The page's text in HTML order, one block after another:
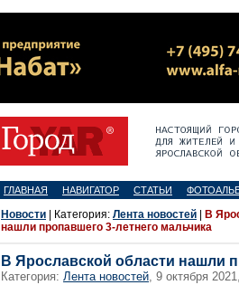
ГЛАВНАЯ НАВИГАТОР СТАТЬИ
Новости | Категория: Лента новостей
В
нашли пропавшего 3-летнего мальчика
В Ярославской области нашли
Категория: Лента новостей, 9 октября